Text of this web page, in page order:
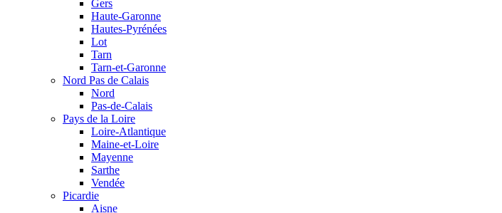
Gers
Haute-Garonne
Hautes-Pyrénées
Lot
Tarn
Tarn-et-Garonne
Nord Pas de Calais
Nord
Pas-de-Calais
Pays de la Loire
Loire-Atlantique
Maine-et-Loire
Mayenne
Sarthe
Vendée
Picardie
Aisne